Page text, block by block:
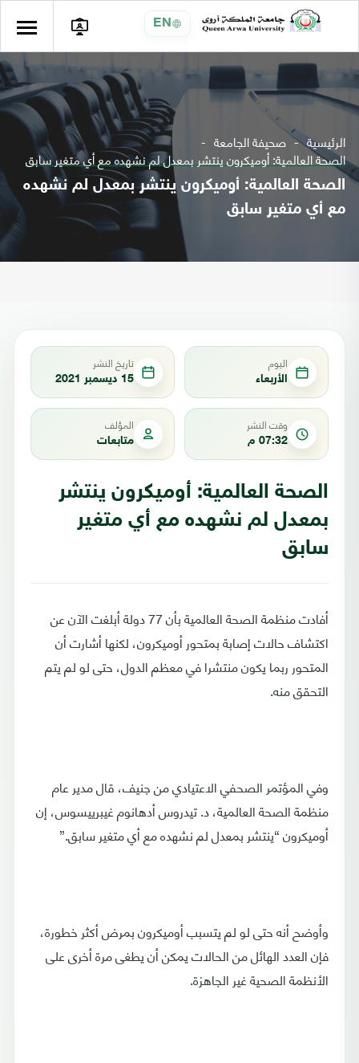
EN
الرئيسية صحيفة الجامعة
الصحة العالمية: أوميكرون ينتشر بمعدل لم نشهده مع أي متغير سابق
الصحة العالمية: أوميكرون ينتشر بمعدل لم نشهده
مع أي متغير سابق
اليوم
الأربعاء
تاريخ النشر
15 ديسمبر 2021
وقت النشر
07:32 م
المؤلف
متابعات
الصحة العالمية: أوميكرون ينتشر
بمعدل لم نشهده مع أي متغير
سابق
أفادت منظمة الصحة العالمية بأن 77 دولة أبلغت الآن عن
اكتشاف حالات إصابة بمتحور أوميكرون، لكنها أشارت أن
المتحور ربما يكون منتشرا في معظم الدول، حتى لو لم يتم
التحقق منه.
وفي المؤتمر الصحفي الاعتيادي من جنيف، قال مدير عام
منظمة الصحة العالمية، د. تيدروس أدهانوم غيبرييسوس، إن
أوميكرون “ينتشر بمعدل لم نشهده مع أي متغير سابق.”
وأوضح أنه حتى لو لم يتسبب أوميكرون بمرض أكثر خطورة،
فإن العدد الهائل من الحالات يمكن أن يطغى مرة أخرى على
الأنظمة الصحية غير الجاهزة.